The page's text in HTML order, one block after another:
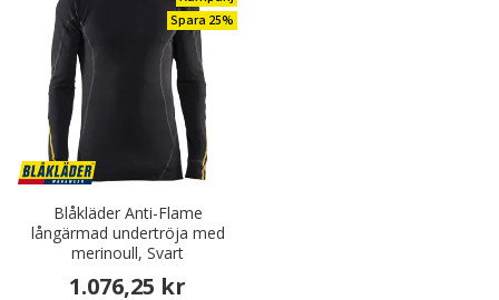
Spara 25%
Blåkläder Anti-Flame
långärmad undertröja med
merinoull, Svart
1.076,25 kr